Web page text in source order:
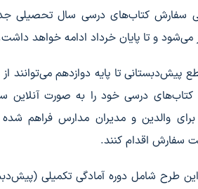
سفارش کتاب‌های درسی سال تحصیلی
می‌شود و تا پایان خرداد ادامه خواهد
پیش‌دبستانی تا پایه دوازدهم می‌توانند
کتاب‌های درسی خود را به صورت آنلاین
والدین و مدیران مدارس فراهم شده
سفارش اقدام کنند.
طرح شامل دوره آمادگی تکمیلی